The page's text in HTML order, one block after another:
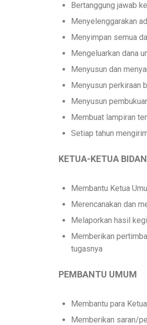
Bertanggung jawab
Menyelenggarakan
Menyimpan semua
Mengeluarkan dana
Menyusun dan
Menyusun perkiraan
Menyusun
Membuat lampiran
Setiap tahun
KETUA-KETUA
Membantu Ketua
Merencanakan dan
Melaporkan hasil
Memberikan
tugasnya
PEMBANTU UMUM
Membantu para
Memberikan saran/